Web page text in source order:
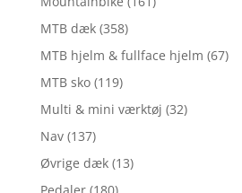
MTB dæk (358)
MTB hjelm & fullface hjelm (67)
MTB sko (119)
Multi & mini værktøj (32)
Nav (137)
Øvrige dæk (13)